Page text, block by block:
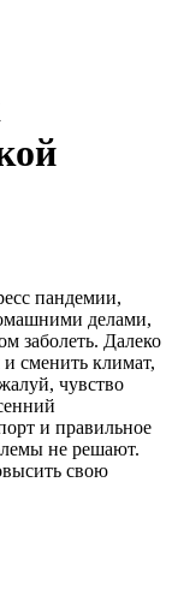
пандемии,
делами,
заболеть. Далеко
и сменить климат,
чувство
и правильное
не решают.
свою